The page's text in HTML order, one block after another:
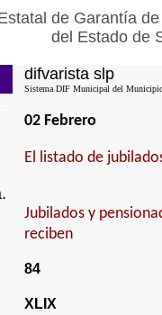
de Garantía
del Estado de
difvarista slp
Sistema DIF Municipal del
02 Febrero
El listado de
Jubilados y
reciben
84
XLIX